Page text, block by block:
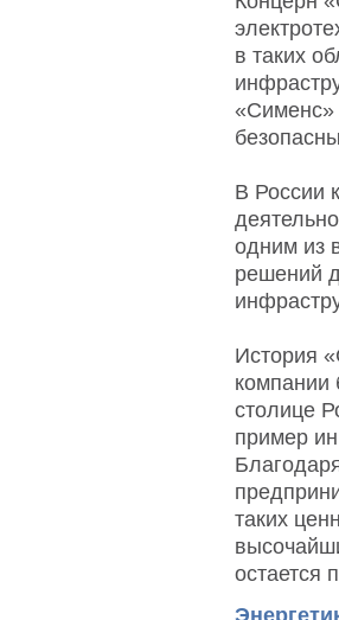
в таких
«Сименс»
В России
одним из
решений
История
компании
столице
пример
таких
остается